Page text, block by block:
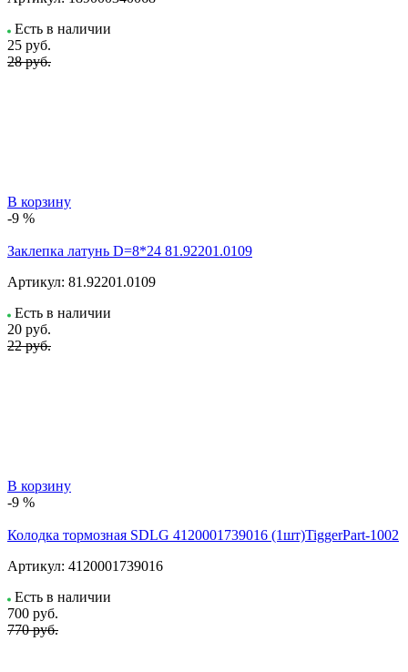
Есть в наличии
25 руб.
28 руб.
В корзину
-9 %
Заклепка латунь D=8*24 81.92201.0109
Артикул: 81.92201.0109
Есть в наличии
20 руб.
22 руб.
В корзину
-9 %
Колодка тормозная SDLG 4120001739016 (1шт)TiggerPart-1002
Артикул: 4120001739016
Есть в наличии
700 руб.
770 руб.